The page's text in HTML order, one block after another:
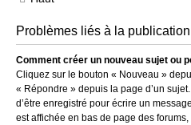
Problèmes liés à la
Comment créer un nouveau sujet ou
Cliquez sur le bouton « Nouveau »
« Répondre » depuis la page d’un
d’être enregistré pour écrire un
est affichée en bas de page des